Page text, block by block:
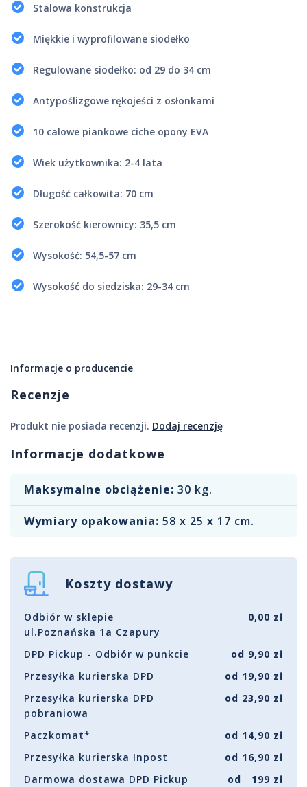
Stalowa konstrukcja
Miękkie i wyprofilowane siodełko
Regulowane siodełko: od 29 do 34 cm
Antypoślizgowe rękojeści z osłonkami
10 calowe piankowe ciche opony EVA
Wiek użytkownika: 2-4 lata
Długość całkowita: 70 cm
Szerokość kierownicy: 35,5 cm
Wysokość: 54,5-57 cm
Wysokość do siedziska: 29-34 cm
Informacje o producencie
Recenzje
Produkt nie posiada recenzji. Dodaj recenzję
Informacje dodatkowe
Maksymalne obciążenie: 30 kg.
Wymiary opakowania: 58 x 25 x 17 cm.
Koszty dostawy
Odbiór w sklepie
ul.Poznańska 1a Czapury
0,00 zł
DPD Pickup - Odbiór w punkcie
od 9,90 zł
Przesyłka kurierska DPD
od 19,90 zł
Przesyłka kurierska DPD
pobraniowa
od 23,90 zł
Paczkomat*
od 14,90 zł
Przesyłka kurierska Inpost
od 16,90 zł
Darmowa dostawa DPD Pickup
od 199 zł